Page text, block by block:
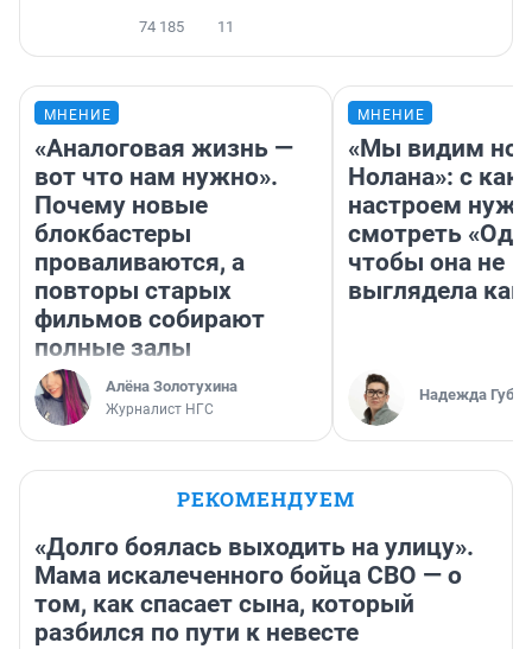
74 185 11
МНЕНИЕ
«Аналоговая жизнь —
вот что нам нужно».
Почему новые
блокбастеры
проваливаются, а
повторы старых
фильмов собирают
полные залы
Алёна Золотухина
Журналист НГС
МНЕНИЕ
«Мы видим
Нолана»: с
настроем
смотреть
чтобы она не
выглядела как
Надежда
РЕКОМЕНДУЕМ
«Долго боялась выходить на улицу».
Мама искалеченного бойца СВО — о
том, как спасает сына, который
разбился по пути к невесте